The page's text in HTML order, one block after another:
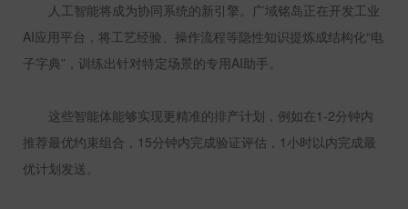
人工智能将成为协同系统的新引擎。广域铭岛正在开发工业
AI应用平台，将工艺经验、操作流程等隐性知识提炼成结构化“电
子字典”，训练出针对特定场景的专用AI助手。
这些智能体能够实现更精准的排产计划，例如在1-2分钟内
推荐最优约束组合， 15分钟内完成验证评估， 1 小时以内完成最
优计划发送。